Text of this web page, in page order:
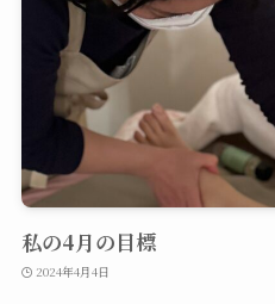
私の4月の目標
2024年4月4日